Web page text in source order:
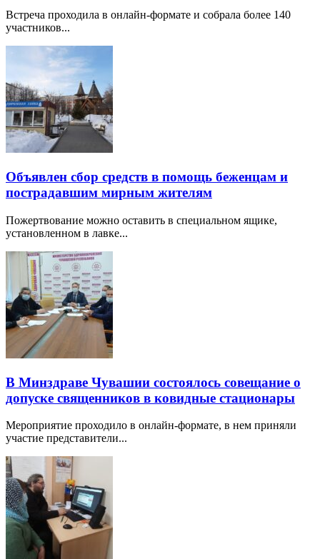
Встреча проходила в онлайн-формате и собрала более 140
участников...
Объявлен сбор средств в помощь беженцам и
пострадавшим мирным жителям
Пожертвование можно оставить в специальном ящике,
установленном в лавке...
В Минздраве Чувашии состоялось совещание о
допуске священников в ковидные стационары
Мероприятие проходило в онлайн-формате, в нем приняли
участие представители...